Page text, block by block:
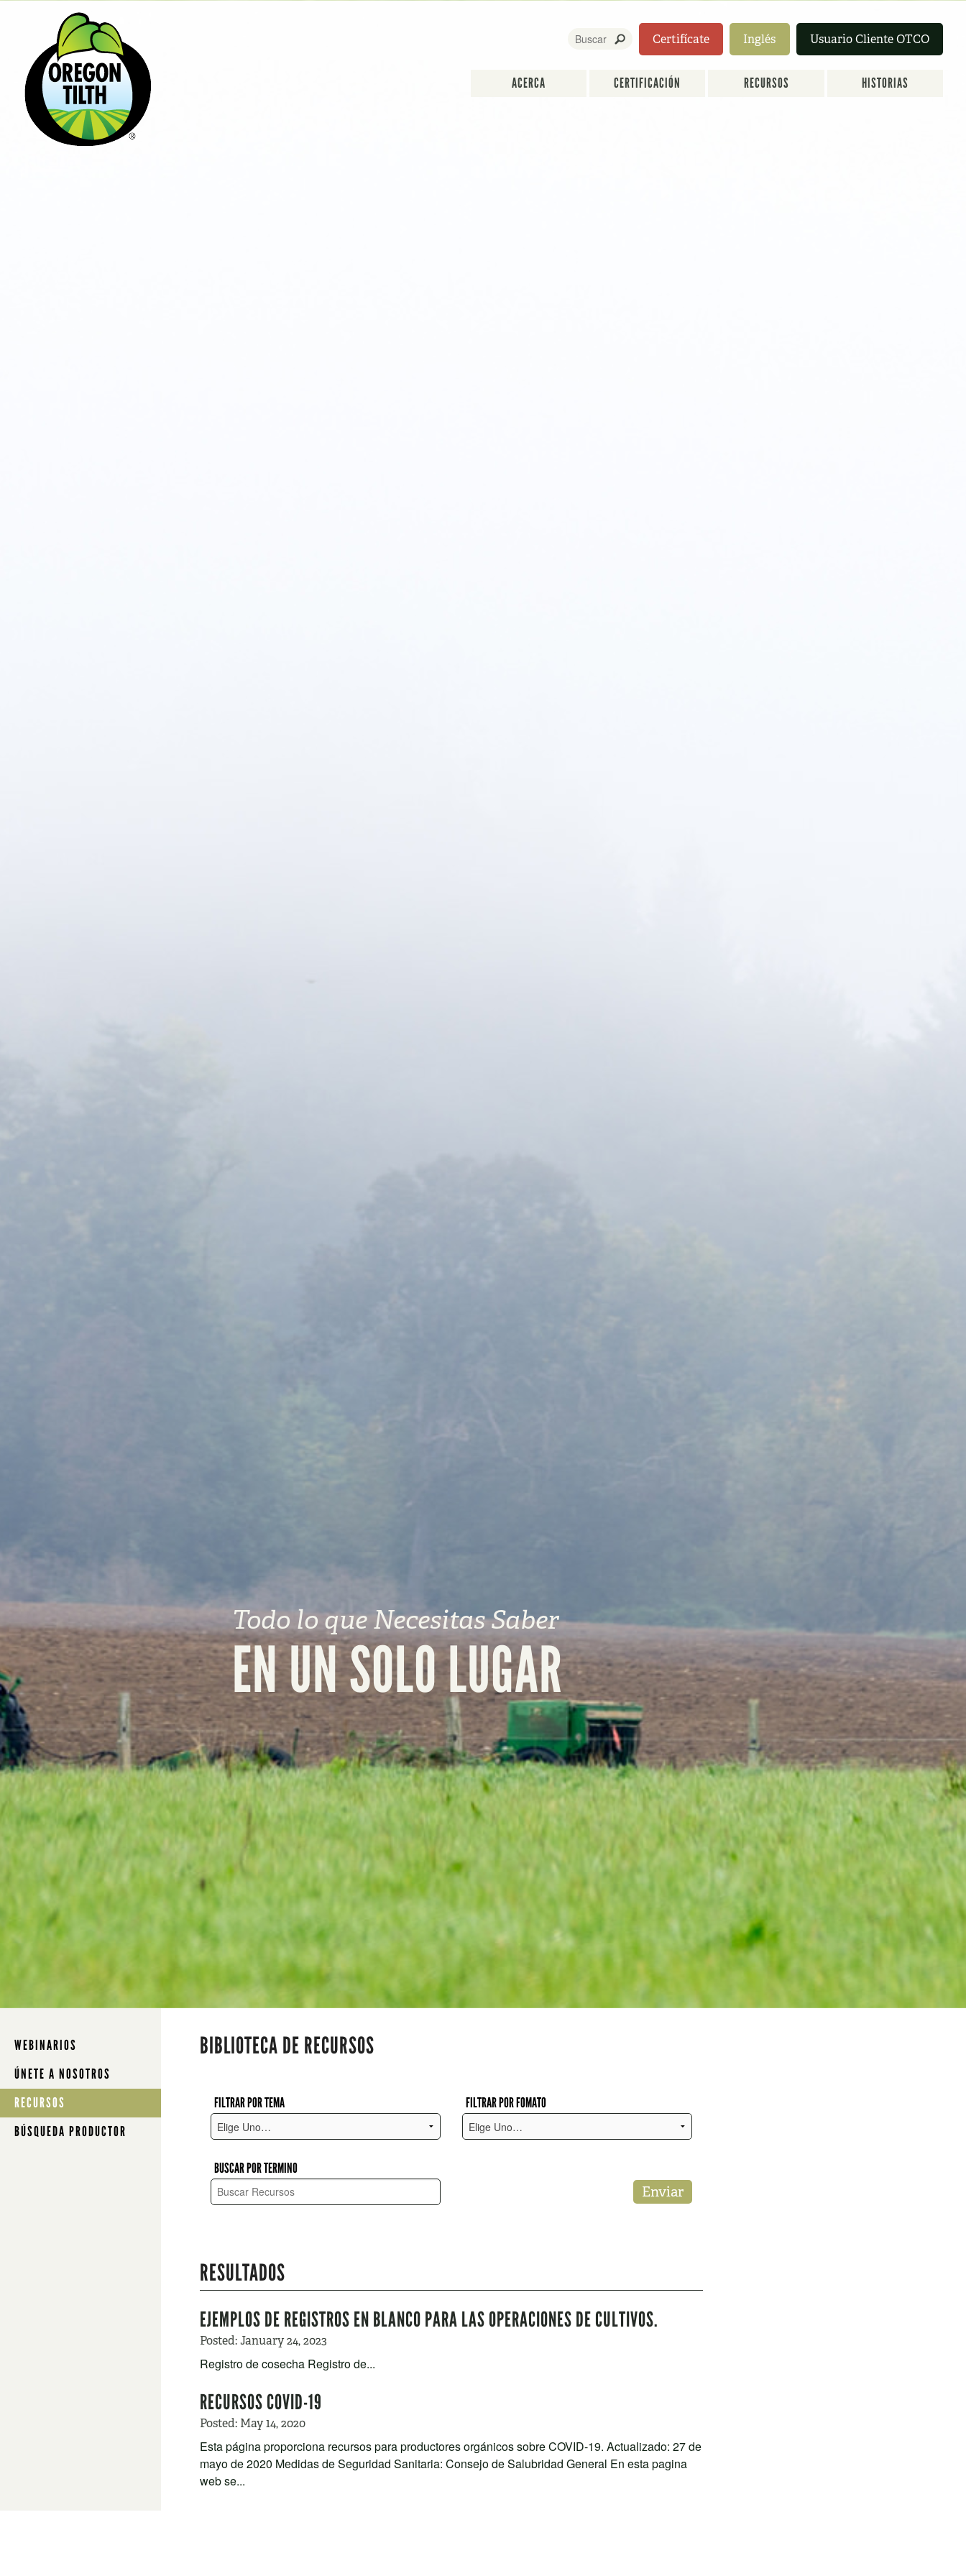
Certifícate Inglés Usuario Cliente OTCO
ACERCA CERTIFICACIÓN RECURSOS HISTORIAS
Todo lo que Necesitas Saber
EN UN SOLO LUGAR
WEBINARIOS
ÚNETE A NOSOTROS
RECURSOS
BÚSQUEDA PRODUCTOR
BIBLIOTECA DE RECURSOS
FILTRAR POR TEMA FILTRAR POR FOMATO
BUSCAR POR TERMINO
RESULTADOS
EJEMPLOS DE REGISTROS EN BLANCO PARA LAS OPERACIONES DE CULTIVOS.
Posted:January 24, 2023
Registro de cosecha Registro de...
RECURSOS COVID-19
Posted: May 14, 2020
Esta página proporciona recursos para productores orgánicos sobre COVID-19. Actualizado: 27 de
mayo de 2020 Medidas de Seguridad Sanitaria: Consejo de Salubridad General En esta pagina
web se...